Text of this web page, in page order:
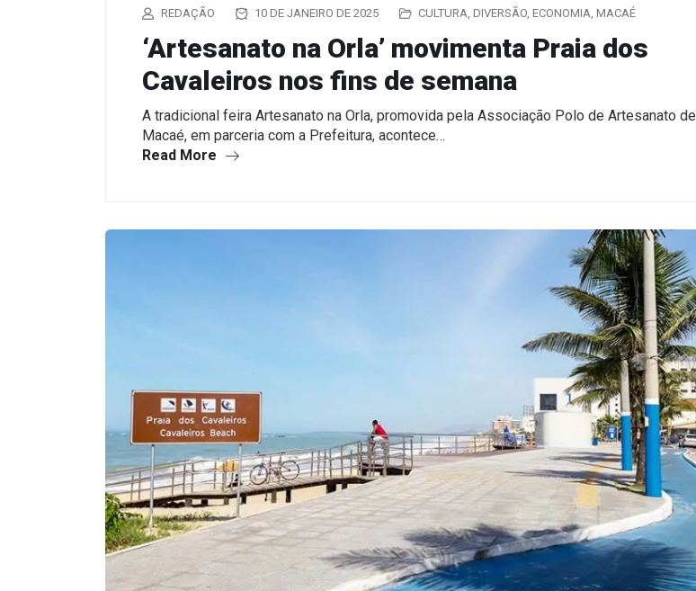
REDAÇÃO 10 DE JANEIRO DE 2025 CULTURA, DIVERSÃO, ECONOMIA, MACAÉ
‘Artesanato na Orla’ movimenta Praia dos
Cavaleiros nos fins de semana
A tradicional feira Artesanato na Orla, promovida pela Associação Polo de Artesanato de
Macaé, em parceria com a Prefeitura, acontece…
Read More